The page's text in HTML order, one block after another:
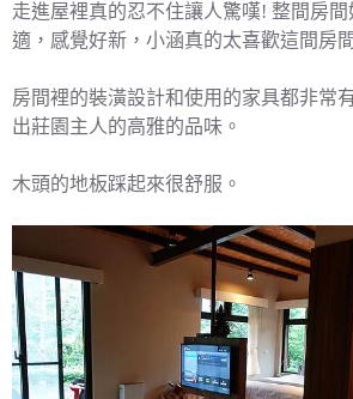
走進屋裡真的忍不住讓人驚嘆! 整間房
適，感覺好新，小涵真的太喜歡這間房
房間裡的裝潢設計和使用的家具都非常
出莊園主人的高雅的品味。
木頭的地板踩起來很舒服。